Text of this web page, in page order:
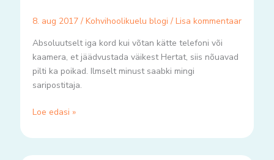
8. aug 2017 / Kohvihoolikuelu blogi / Lisa kommentaar
Absoluutselt iga kord kui võtan kätte telefoni või
kaamera, et jäädvustada väikest Hertat, siis nõuavad
pilti ka poikad. Ilmselt minust saabki mingi
saripostitaja.
Loe edasi »